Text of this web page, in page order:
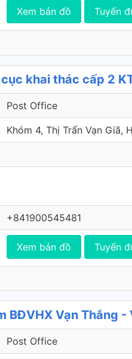
Xem bản đồ Tuyến
khai thác cấp 2
Post Office
Khóm 4, Thị Trấn Vạn Giã,
+841900545481
Xem bản đồ Tuyến
BĐVHX Vạn Thắng -
Post Office